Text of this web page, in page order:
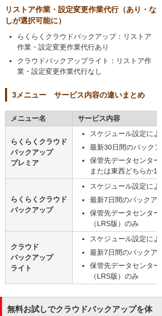
リストア作業・設定変更作業代行（あり・な
しが選択可能に）
らくらくクラウドバックアップ：リストア
作業・設定変更作業代行あり
クラウドバックアップライト：リストア作
業・設定変更作業代行なし
3メニュー サービス内容の違いまとめ
メニュー名 サービス内容
らくらくクラウド
バックアップ
プレミア
スケジュール設定によ
最新30日間のバックア
保管先データセンタ
または東西どちらか1
らくらくクラウド
バックアップ
スケジュール設定によ
最新7日間のバックア
保管先データセンタ
（LRS版）のみ
クラウド
バックアップ
ライト
スケジュール設定によ
最新7日間のバックア
保管先データセンタ
（LRS版）のみ
無料お試しでクラウドバックアップを体